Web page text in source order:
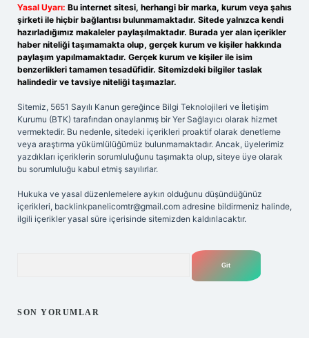
Yasal Uyarı: Bu internet sitesi, herhangi bir marka, kurum veya şahıs
şirketi ile hiçbir bağlantısı bulunmamaktadır. Sitede yalnızca kendi
hazırladığımız makaleler paylaşılmaktadır. Burada yer alan içerikler
haber niteliği taşımamakta olup, gerçek kurum ve kişiler hakkında
paylaşım yapılmamaktadır. Gerçek kurum ve kişiler ile isim
benzerlikleri tamamen tesadüfidir. Sitemizdeki bilgiler taslak
halindedir ve tavsiye niteliği taşımazlar.
Sitemiz, 5651 Sayılı Kanun gereğince Bilgi Teknolojileri ve İletişim
Kurumu (BTK) tarafından onaylanmış bir Yer Sağlayıcı olarak hizmet
vermektedir. Bu nedenle, sitedeki içerikleri proaktif olarak denetleme
veya araştırma yükümlülüğümüz bulunmamaktadır. Ancak, üyelerimiz
yazdıkları içeriklerin sorumluluğunu taşımakta olup, siteye üye olarak
bu sorumluluğu kabul etmiş sayılırlar.
Hukuka ve yasal düzenlemelere aykırı olduğunu düşündüğünüz
içerikleri, backlinkpanelicomtr@gmail.com adresine bildirmeniz halinde,
ilgili içerikler yasal süre içerisinde sitemizden kaldırılacaktır.
SON YORUMLAR